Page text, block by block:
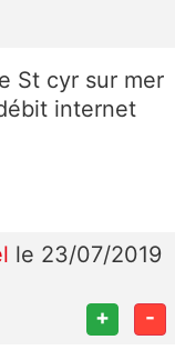
St cyr sur mer
internet
le 23/07/2019
+ -